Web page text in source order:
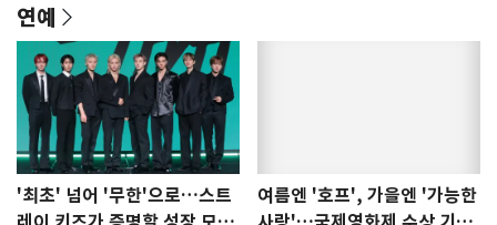
연예
'최초' 넘어 '무한'으로…스트
여름엔 '호프', 가을엔 '가능한